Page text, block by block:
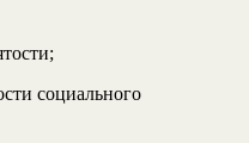
социального